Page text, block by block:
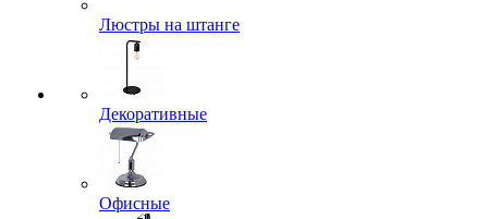
Люстры на штанге
Декоративные
Офисные